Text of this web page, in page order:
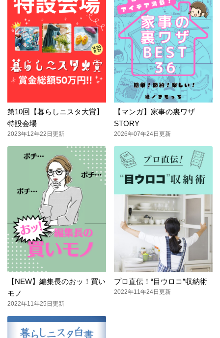
第10回【暮らしニスタ大賞】
特設会場
2023年12年22日更新
【マンガ】家事の裏ワザ
STORY
2026年07年24日更新
【NEW】編集長のおッ！買い
モノ
2022年11年25日更新
プロ直伝！“目ウロコ”収納術
2022年11年24日更新